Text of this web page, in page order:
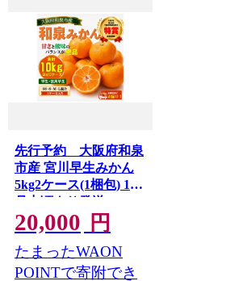
先行予約 大阪府和泉
市産 宮川早生みかん
5kg2ケース(1梱包) 11
月中頃より発送
【1672212】
20,000 円
たまったWAON
POINTで寄附でき